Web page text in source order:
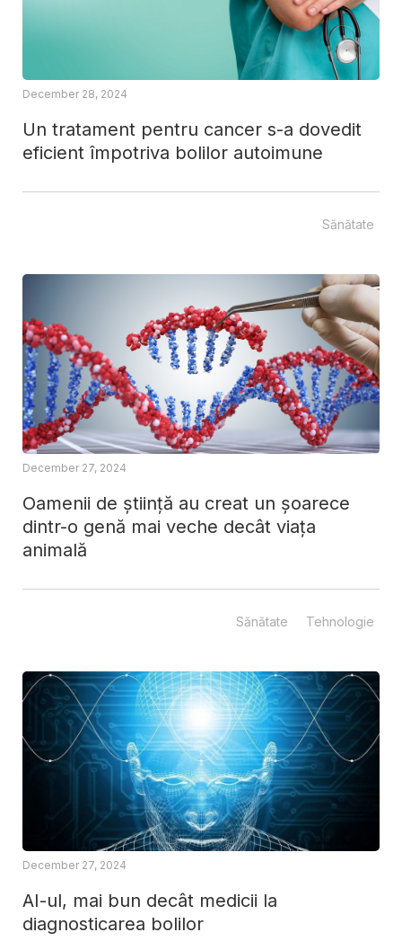
Un tratament pentru cancer s-a dovedit
eficient împotriva bolilor autoimune
December 28, 2024
Sănătate
Oamenii de știință au creat un șoarece
dintr-o genă mai veche decât viața
animală
December 27, 2024
Sănătate Tehnologie
AI-ul, mai bun decât medicii la
diagnosticarea bolilor
December 27, 2024